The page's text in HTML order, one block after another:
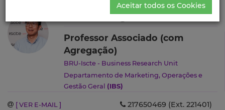
Shaozhuang Ma
Professor Associado (com
Agregação)
BRU-Iscte - Business Research Unit
Departamento de Marketing, Operações e
Gestão Geral (IBS)
[ VER E-MAIL ]
217650469 (Ext. 221401)
Aceitar todos os Cookies